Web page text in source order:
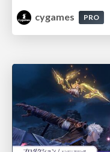
cygames
PRO